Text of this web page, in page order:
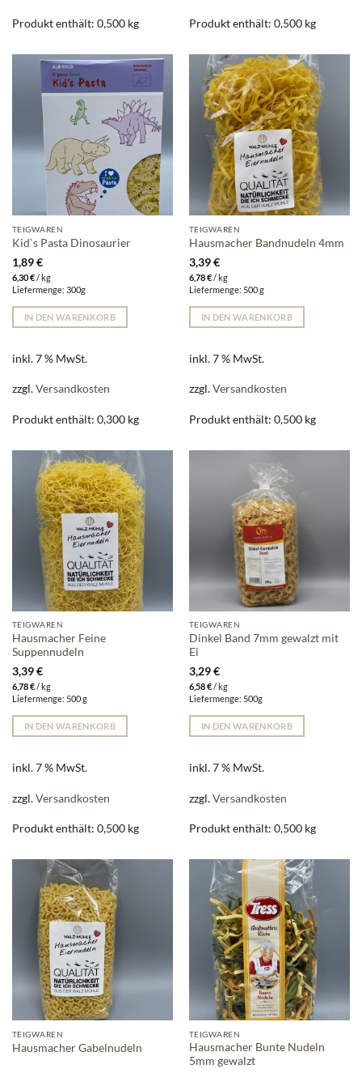
Produkt enthält: 0,500 kg Produkt enthält: 0,500 kg
TEIGWAREN
Kid`s Pasta Dinosaurier
1,89€
6,30€/kg
Liefermenge: 300g
IN DEN WARENKORB
inkl. 7 % MwSt.
zzgl.Versandkosten
Produkt enthält: 0,300 kg
TEIGWAREN
Hausmacher Bandnudeln 4mm
3,39€
6,78€/kg
Liefermenge: 500 g
IN DEN WARENKORB
inkl. 7 % MwSt.
zzgl.Versandkosten
Produkt enthält: 0,500 kg
TEIGWAREN
Hausmacher Feine
Suppennudeln
3,39€
6,78€/kg
Liefermenge: 500 g
IN DEN WARENKORB
inkl. 7 % MwSt.
zzgl.Versandkosten
Produkt enthält: 0,500 kg
TEIGWAREN
Dinkel Band 7mm gewalzt mit
Ei
3,29€
6,58€/kg
Liefermenge: 500g
IN DEN WARENKORB
inkl. 7 % MwSt.
zzgl.Versandkosten
Produkt enthält: 0,500 kg
TEIGWAREN
Hausmacher Gabelnudeln
TEIGWAREN
Hausmacher Bunte Nudeln
5mm gewalzt